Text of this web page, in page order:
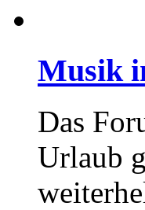
Musik
Das
Urlaub